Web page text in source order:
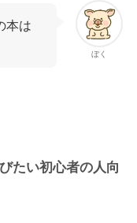
ぼく
本は
たい初心者の人向